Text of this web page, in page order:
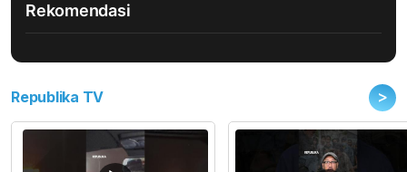
Rekomendasi
Republika TV >